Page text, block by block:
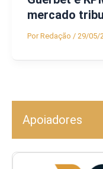
mercado
PorRedação / 29/05/
Apoiadores